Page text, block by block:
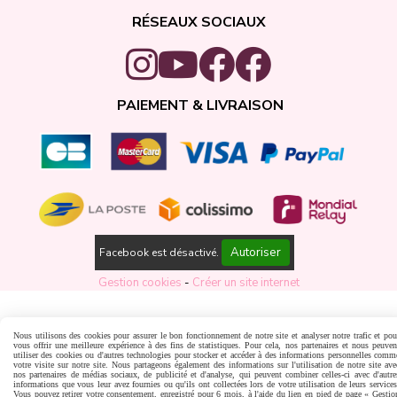
RÉSEAUX SOCIAUX
PAIEMENT & LIVRAISON
Facebook est désactivé.
Autoriser
Gestion cookies
Créer un site internet
Nous utilisons des cookies pour assurer le bon fonctionnement de notre site et analyser notre trafic et
vous offrir une meilleure expérience à des fins de statistiques. Pour cela, nos partenaires et nous
utiliser des cookies ou d'autres technologies pour stocker et accéder à des informations personnelles
votre visite sur notre site. Nous partageons également des informations sur l'utilisation de notre site
nos partenaires de médias sociaux, de publicité et d'analyse, qui peuvent combiner celles-ci avec
informations que vous leur avez fournies ou qu'ils ont collectées lors de votre utilisation de leurs
Vous pouvez retirer votre consentement, enregistré pour 6 mois, à l'aide du lien en pied de page «